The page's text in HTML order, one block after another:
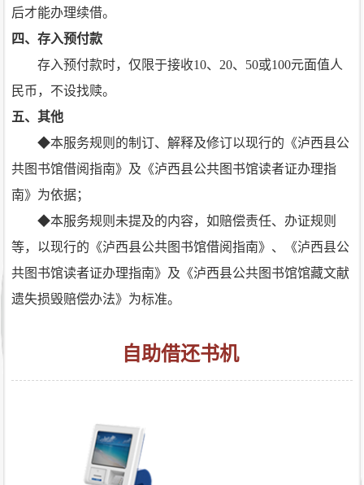
后才能办理续借。
四、存入预付款
存入预付款时，仅限于接收10、20、50或100元面值人
民币，不设找赎。
五、其他
◆本服务规则的制订、解释及修订以现行的《泸西县公
共图书馆借阅指南》及《泸西县公共图书馆读者证办理指
南》为依据；
◆本服务规则未提及的内容，如赔偿责任、办证规则
等，以现行的《泸西县公共图书馆借阅指南》、《泸西县公
共图书馆读者证办理指南》及《泸西县公共图书馆馆藏文献
遗失损毁赔偿办法》为标准。
自助借还书机